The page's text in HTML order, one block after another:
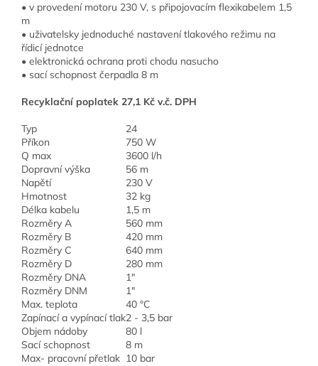
• v provedení motoru 230 V, s připojovacím flexikabelem 1,5
m
• uživatelsky jednoduché nastavení tlakového režimu na
řídicí jednotce
• elektronická ochrana proti chodu nasucho
• sací schopnost čerpadla 8 m
Recyklační poplatek 27,1 Kč v.č. DPH
Typ
24
Příkon
750 W
Q max
3600 l/h
Dopravní výška
56 m
Napětí
230 V
Hmotnost
32 kg
Délka kabelu
1,5 m
Rozměry A
560 mm
Rozměry B
420 mm
Rozměry C
640 mm
Rozměry D
280 mm
Rozměry DNA
1"
Rozměry DNM
1"
Max. teplota
40 °C
Zapínací a vypínací tlak2 - 3,5 bar
Objem nádoby
80 l
Sací schopnost
8 m
Max- pracovní přetlak 10 bar